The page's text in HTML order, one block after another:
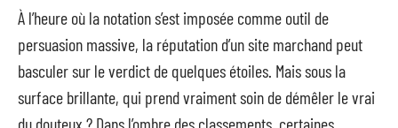
À l’heure où la notation s’est imposée comme outil de
persuasion massive, la réputation d’un site marchand peut
basculer sur le verdict de quelques étoiles. Mais sous la
surface brillante, qui prend vraiment soin de démêler le vrai
du douteux ? Dans l’ombre des classements, certaines